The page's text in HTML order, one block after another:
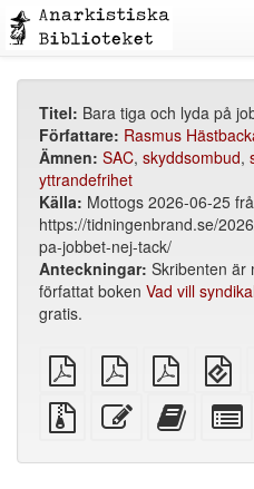
Titel: Bara tiga och lyda på
Författare: Rasmus
Ämnen: SAC, skyddsombud,
yttrandefrihet
Källa: Mottogs 2026-06-25
https://tidningenbrand.se/
pa-jobbet-nej-tack/
Anteckningar: Skribenten är
författat boken Vad vill
gratis.
plain
PDF
A4
imposed
PDF
Letter
imposed
PDF
Källfiler
med
Redigera
denna
Lägg
text